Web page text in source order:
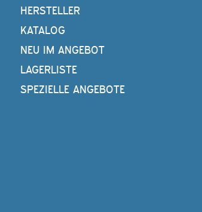
HERSTELLER
KATALOG
NEU IM ANGEBOT
LAGERLISTE
SPEZIELLE ANGEBOTE